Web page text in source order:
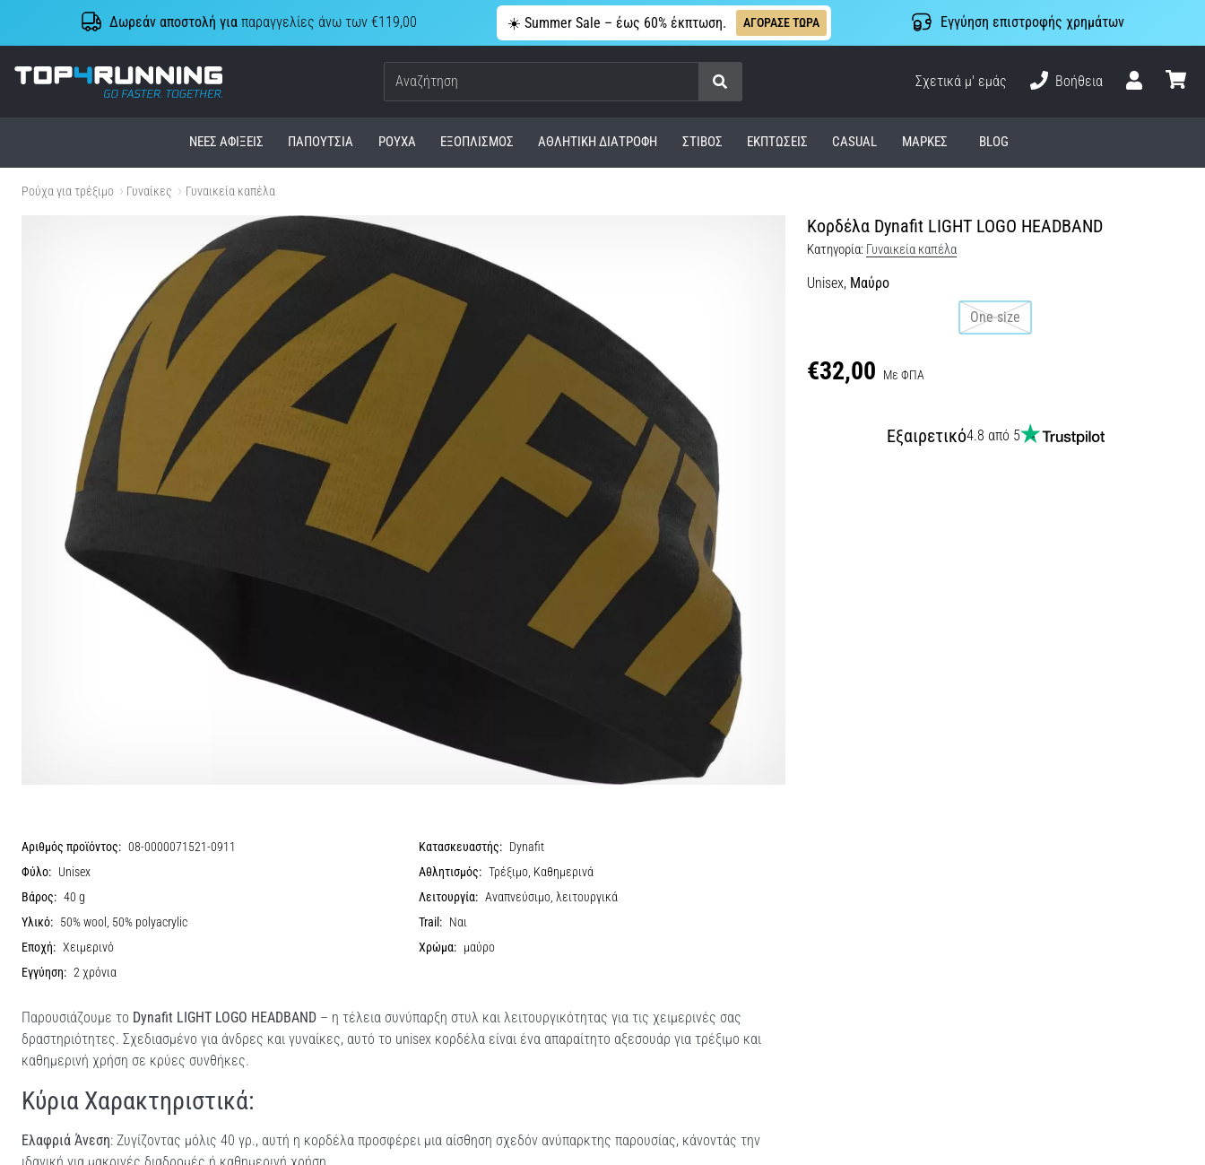
Δωρεάν αποστολή γιαπαραγγελίες άνω των €119,00 ☀️ Summer Sale – έως 60% έκπτωση. ΑΓΟΡΑΣΕ ΤΩΡΑ Εγγύηση επιστροφής χρημάτων
Top4Running.cy
Αναζήτηση
Σχετικά μ' εμάς
Βοήθεια
ΝΈΕΣ ΑΦΊΞΕΙΣ ΠΑΠΟΎΤΣΙΑ ΡΟΎΧΑ ΕΞΟΠΛΙΣΜΌΣ ΑΘΛΗΤΙΚΉ ΔΙΑΤΡΟΦΉ ΣΤΊΒΟΣ ΕΚΠΤΩΣΕΙΣ CASUAL ΜΆΡΚΕΣ BLOG
Ρούχα για τρέξιμο Γυναίκες Γυναικεία καπέλα
Κορδέλα Dynafit LIGHT LOGO HEADBAND
Κατηγορία: Γυναικεία καπέλα
Unisex, Μαύρο
One size
€32,00 Με ΦΠΑ
Εξαιρετικό4.8 από 5
Αριθμός προϊόντος: 08-0000071521-0911 Κατασκευαστής: Dynafit
Φύλο: Unisex Αθλητισμός: Τρέξιμο, Καθημερινά
Βάρος: 40 g Λειτουργία: Αναπνεύσιμο, λειτουργικά
Υλικό: 50% wool, 50% polyacrylic Trail: Ναι
Εποχή: Χειμερινό Χρώμα: μαύρο
Εγγύηση: 2 χρόνια
Παρουσιάζουμε το Dynafit LIGHT LOGO HEADBAND – η τέλεια συνύπαρξη στυλ και λειτουργικότητας για τις χειμερινές σας
δραστηριότητες. Σχεδιασμένο για άνδρες και γυναίκες, αυτό το unisex κορδέλα είναι ένα απαραίτητο αξεσουάρ για τρέξιμο και
καθημερινή χρήση σε κρύες συνθήκες.
Κύρια Χαρακτηριστικά:
Ελαφριά Άνεση: Ζυγίζοντας μόλις 40 γρ., αυτή η κορδέλα προσφέρει μια αίσθηση σχεδόν ανύπαρκτης παρουσίας, κάνοντάς την